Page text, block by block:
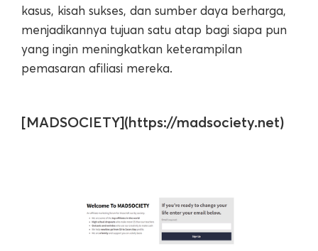
kasus, kisah sukses, dan sumber daya berharga,
menjadikannya tujuan satu atap bagi siapa pun
yang ingin meningkatkan keterampilan
pemasaran afiliasi mereka.
[MADSOCIETY](https://madsociety.net)